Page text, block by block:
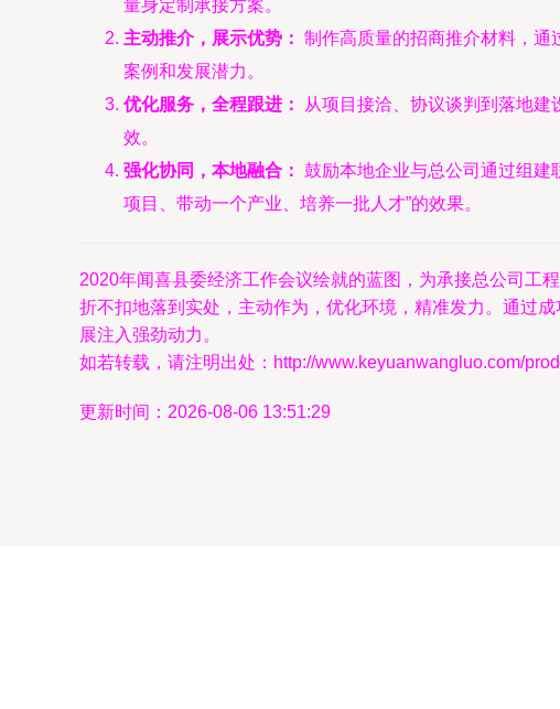
量身定制承接方案。
主动推介，展示优势： 制作高质量的招商推介材料，通
案例和发展潜力。
优化服务，全程跟进：
从项目接洽、协议谈判到落地
效。
强化协同，本地融合： 鼓励本地企业与总公司通过组建
项目、带动一个产业、培养一批人才”的效果。
2020年闻喜县委经济工作会议绘就的蓝图，为承接总公司工
折不扣地落到实处，主动作为，优化环境，精准发力。通过
展注入强劲动力。
如若转载，请注明出处：http://www.keyuanwangluo.com/
更新时间：2026-08-06 13:51:29